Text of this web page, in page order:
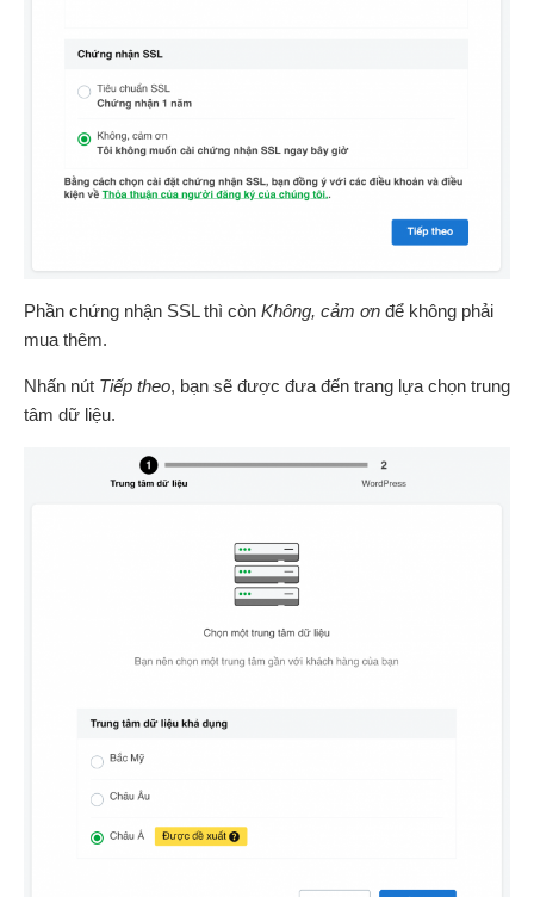
Phần chứng nhận SSL thì còn Không, cảm ơn để không phải
mua thêm.
Nhấn nút Tiếp theo, bạn sẽ được đưa đến trang lựa chọn trung
tâm dữ liệu.